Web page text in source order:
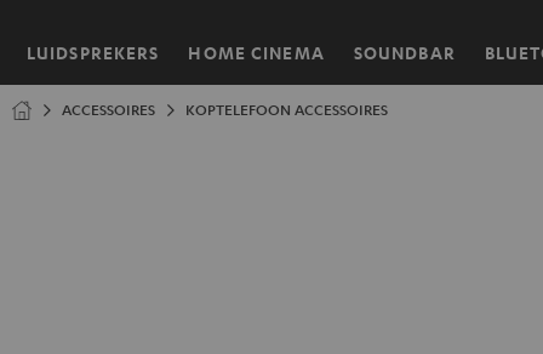
LUIDSPREKERS HOME CINEMA SOUNDBAR
Home
ACCESSOIRES KOPTELEFOON ACCESSOIRES